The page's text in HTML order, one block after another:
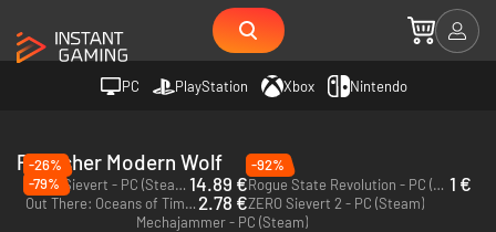
PC PlayStation Xbox Nintendo
Publisher Modern Wolf
-26%
ZERO Sievert - PC (Steam) - Europe & US & Canada 14.89 €
-92%
Rogue State Revolution - PC (Steam) 1 €
-79%
Out There: Oceans of Time - PC (Steam) 2.78 €ZERO Sievert 2 - PC (Steam)
Mechajammer - PC (Steam)